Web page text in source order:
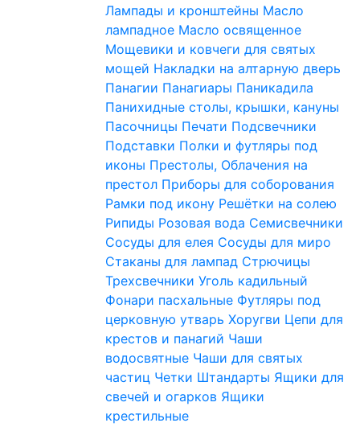
Лампады и кронштейны Масло
лампадное Масло освященное
Мощевики и ковчеги для святых
мощей Накладки на алтарную дверь
Панагии Панагиары Паникадила
Панихидные столы, крышки, кануны
Пасочницы Печати Подсвечники
Подставки Полки и футляры под
иконы Престолы, Облачения на
престол Приборы для соборования
Рамки под икону Решётки на солею
Рипиды Розовая вода Семисвечники
Сосуды для елея Сосуды для миро
Стаканы для лампад Стрючицы
Трехсвечники Уголь кадильный
Фонари пасхальные Футляры под
церковную утварь Хоругви Цепи для
крестов и панагий Чаши
водосвятные Чаши для святых
частиц Четки Штандарты Ящики для
свечей и огарков Ящики
крестильные